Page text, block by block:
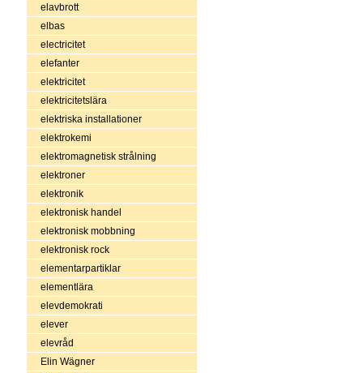
elavbrott
elbas
electricitet
elefanter
elektricitet
elektricitetslära
elektriska installationer
elektrokemi
elektromagnetisk strålning
elektroner
elektronik
elektronisk handel
elektronisk mobbning
elektronisk rock
elementarpartiklar
elementlära
elevdemokrati
elever
elevråd
Elin Wägner